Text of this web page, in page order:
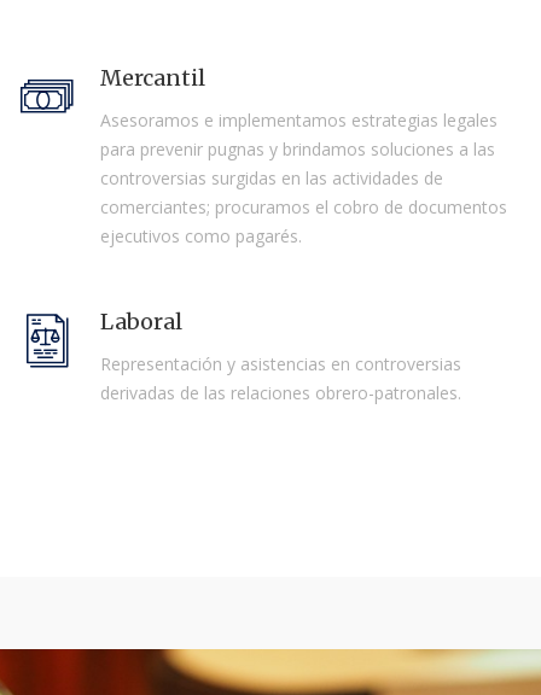
Mercantil
Asesoramos e implementamos estrategias legales
para prevenir pugnas y brindamos soluciones a las
controversias surgidas en las actividades de
comerciantes; procuramos el cobro de documentos
ejecutivos como pagarés.
Laboral
Representación y asistencias en controversias
derivadas de las relaciones obrero-patronales.